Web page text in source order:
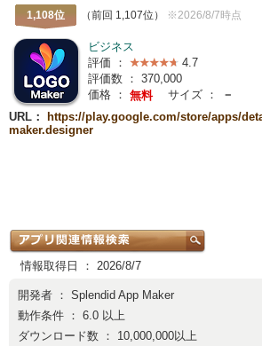
1,108位 （前回 1,107位） ※2026/8/7時点
ビジネス
評価 ：
4.7
評価数 ： 370,000
価格 ： 無料 サイズ ：
－
URL：
https://play.google.com/store/apps/
maker.designer
情報取得日 ： 2026/8/7
開発者 ： Splendid App Maker
動作条件 ： 6.0 以上
ダウンロード数 ： 10,000,000以上